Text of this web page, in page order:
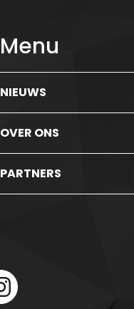
Menu
NIEUWS
OVER ONS
PARTNERS